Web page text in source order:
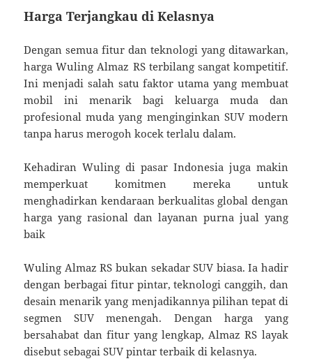
Harga Terjangkau di Kelasnya
Dengan semua fitur dan teknologi yang ditawarkan,
harga Wuling Almaz RS terbilang sangat kompetitif.
Ini menjadi salah satu faktor utama yang membuat
mobil ini menarik bagi keluarga muda dan
profesional muda yang menginginkan SUV modern
tanpa harus merogoh kocek terlalu dalam.
Kehadiran Wuling di pasar Indonesia juga makin
memperkuat komitmen mereka untuk
menghadirkan kendaraan berkualitas global dengan
harga yang rasional dan layanan purna jual yang
baik
Wuling Almaz RS bukan sekadar SUV biasa. Ia hadir
dengan berbagai fitur pintar, teknologi canggih, dan
desain menarik yang menjadikannya pilihan tepat di
segmen SUV menengah. Dengan harga yang
bersahabat dan fitur yang lengkap, Almaz RS layak
disebut sebagai SUV pintar terbaik di kelasnya.